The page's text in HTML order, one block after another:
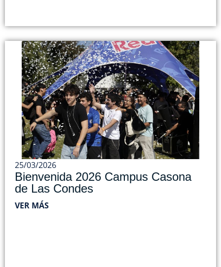
25/03/2026
Bienvenida 2026 Campus Casona
de Las Condes
VER MÁS